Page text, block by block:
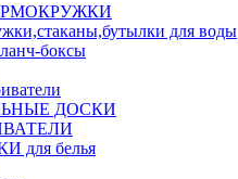
для воды
боксы
ДОСКИ
для белья